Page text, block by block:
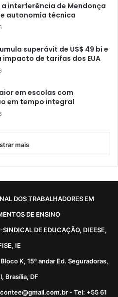
a interferência de Mendonça
autonomia técnica
superávit de US$ 49 bi e
impacto de tarifas dos EUA
em escolas com
em tempo integral
mais
DOS TRABALHADORES EM
DE ENSINO
DE EDUCAÇÃO, DIEESE,
IE
K, 15º andar Ed. Seguradoras,
Brasília, DF
- Tel: +55 61